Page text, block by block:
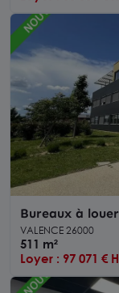
Bureaux à
parking sécurisé
VALENCE 26000
511 m²
Loyer : 97 071 €